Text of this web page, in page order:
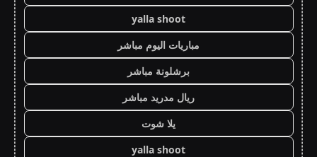
yalla shoot
مباريات اليوم مباشر
برشلونة مباشر
ريال مدريد مباشر
يلا شوت
yalla shoot